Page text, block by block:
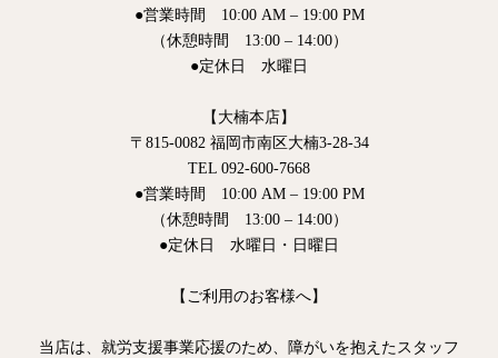
●営業時間 10:00 AM – 19:00 PM
（休憩時間 13:00 – 14:00）
●定休日 水曜日
【大楠本店】
〒815-0082 福岡市南区大楠3-28-34
TEL 092-600-7668
●営業時間 10:00 AM – 19:00 PM
（休憩時間 13:00 – 14:00）
●定休日 水曜日・日曜日
【ご利用のお客様へ】
当店は、就労支援事業応援のため、障がいを抱えたスタッフ